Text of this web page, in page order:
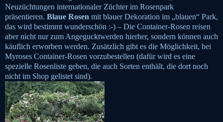
Neuzüchtungen internationaler Züchter im Rosenpark
präsentieren. Blaue Rosen mit blauer Dekoration im „blauen“ Park,
das wird bestimmt wunderschön :-) – Die Container-Rosen reisen
aber nicht nur zum Angegucktwerden hierher, sondern können auch
käuflich erworben werden. Zusätzlich gibt es die Möglichkeit, bei
Myroses Container-Rosen vorzubestellen (dafür wird es eine
spezielle Rosenliste geben, die auch Sorten enthält, die dort noch
nicht im Shop gelistet sind).